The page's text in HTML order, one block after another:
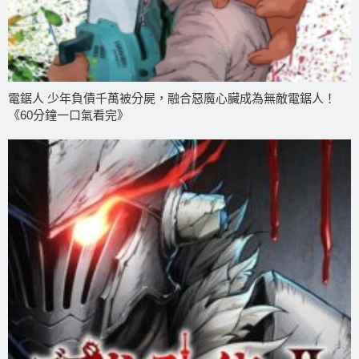
電鋸人 少年負債千萬被分屍，融合惡魔心臟成為無敵電鋸人！
《60分鐘一口氣看完》